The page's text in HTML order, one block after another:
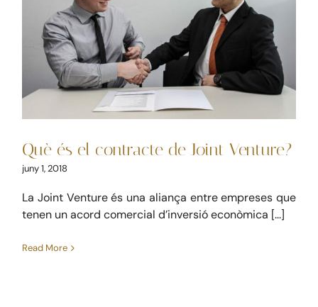
Què és el contracte de Joint
Venture?
Civil Mercantil
Què és el contracte de Joint Venture?
juny 1, 2018
La Joint Venture és una aliança entre empreses que
tenen un acord comercial d’inversió econòmica [...]
Read More